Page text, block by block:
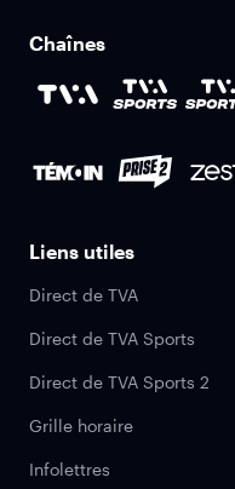
Chaînes
Liens utiles
Direct de TVA
Direct de TVA Sports
Direct de TVA Sports 2
Grille horaire
Infolettres